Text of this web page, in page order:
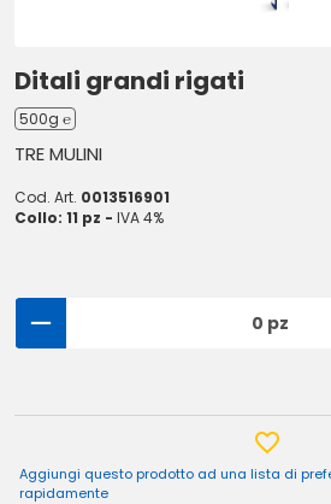
Ditali grandi rigati
500g ℮
TRE MULINI
Cod. Art. 0013516901
Collo: 11 pz - IVA 4%
0 pz
Aggiungi questo prodotto ad una lista di
rapidamente